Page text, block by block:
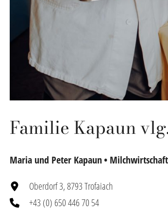
Familie Kapaun
Maria und Peter Kapaun• Milchwirtschaft
Oberdorf 3, 8793 Trofaiach
+43 (0) 650 446 70 54